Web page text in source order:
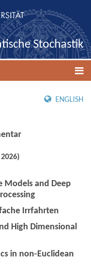
Stochastik
ENGLISH
Models and Deep
Irrfahrten
High Dimensional
in non-Euclidean